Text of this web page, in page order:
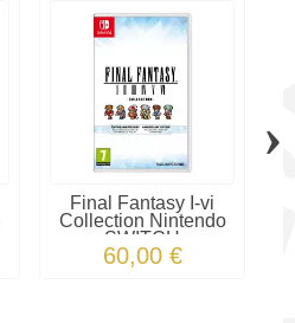
Final Fantasy I-vi
Collection Nintendo
SWITCH
60,00 €
›